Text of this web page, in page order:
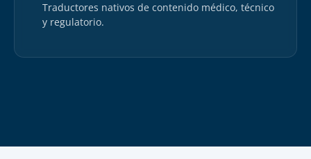
Traductores nativos de contenido médico, técnico
y regulatorio.